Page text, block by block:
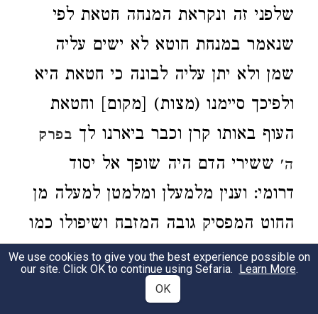
שלפני זה ונקראת המנחה חטאת לפי
שנאמר במנחת חוטא לא ישים עליה
שמן ולא יתן עליה לבונה כי חטאת היא
ולפיכך סיימנו (מצות) [מקום] וחטאת
העוף באותו קרן וכבר ביארנו לך בפרק
ה' ששירי הדם היה שופך אל יסוד
דרומי: וענין מלמעלן ומלמטן למעלה מן
החוט המפסיק גובה המזבח ושיפולו כמו
שזכרנובפרק שני: וניסוך המים הוא בחג
הסוכות כמו שביארנו בסוף
We use cookies to give you the best experience possible on
our site. Click OK to continue using Sefaria. Learn More.
OK